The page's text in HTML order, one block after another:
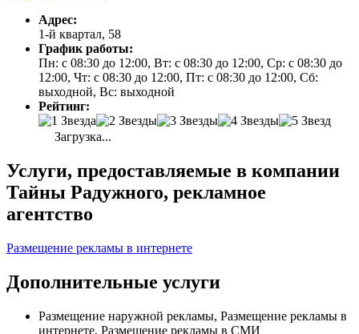
Адрес:
1-й квартал, 58
График работы:
Пн: с 08:30 до 12:00, Вт: с 08:30 до 12:00, Ср: с 08:30 до
12:00, Чт: с 08:30 до 12:00, Пт: с 08:30 до 12:00, Сб:
выходной, Вс: выходной
Рейтинг:
Загрузка...
Услуги, предоставляемые в компании
Тайны Радужного, рекламное
агентство
Размещение рекламы в интернете
Дополнительные услуги
Размещение наружной рекламы, Размещение рекламы в
интернете, Размещение рекламы в СМИ